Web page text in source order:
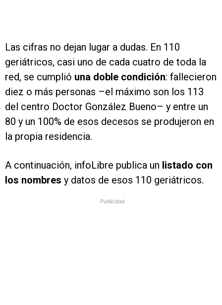
Las cifras no dejan lugar a dudas. En 110
geriátricos, casi uno de cada cuatro de toda la
red, se cumplió una doble condición: fallecieron
diez o más personas –el máximo son los 113
del centro Doctor González Bueno– y entre un
80 y un 100% de esos decesos se produjeron en
la propia residencia.
A continuación, infoLibre publica un listado con
los nombres y datos de esos 110 geriátricos.
Publicidad